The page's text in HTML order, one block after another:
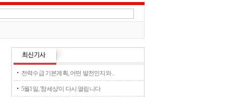
전력수급 기본계획, 어떤 발전인지와 ..
5월1일, '참세상'이 다시 열립니다